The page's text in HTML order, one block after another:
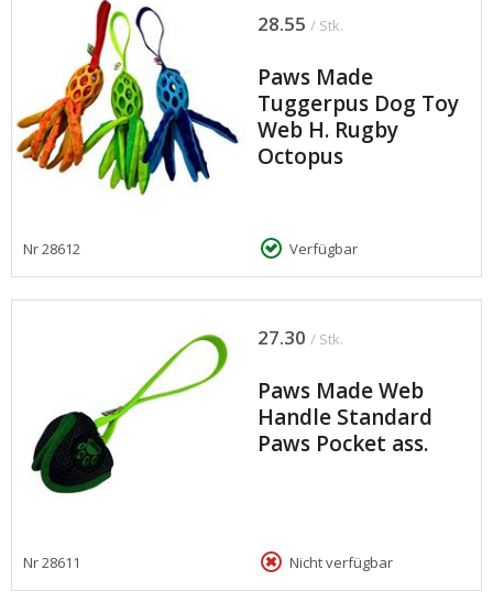
28.55 / Stk.
Paws Made
Tuggerpus Dog Toy
Web H. Rugby
Octopus
Nr28612 Verfügbar
27.30 / Stk.
Paws Made Web
Handle Standard
Paws Pocket ass.
Nr28611 Nicht verfügbar